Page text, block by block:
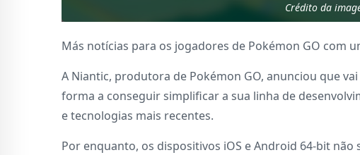
Crédito da
Más notícias para os jogadores de Pokémon GO com
A Niantic, produtora de Pokémon GO, anunciou que
forma a conseguir simplificar a sua linha de
e tecnologias mais recentes.
Por enquanto, os dispositivos iOS e Android 64-bit